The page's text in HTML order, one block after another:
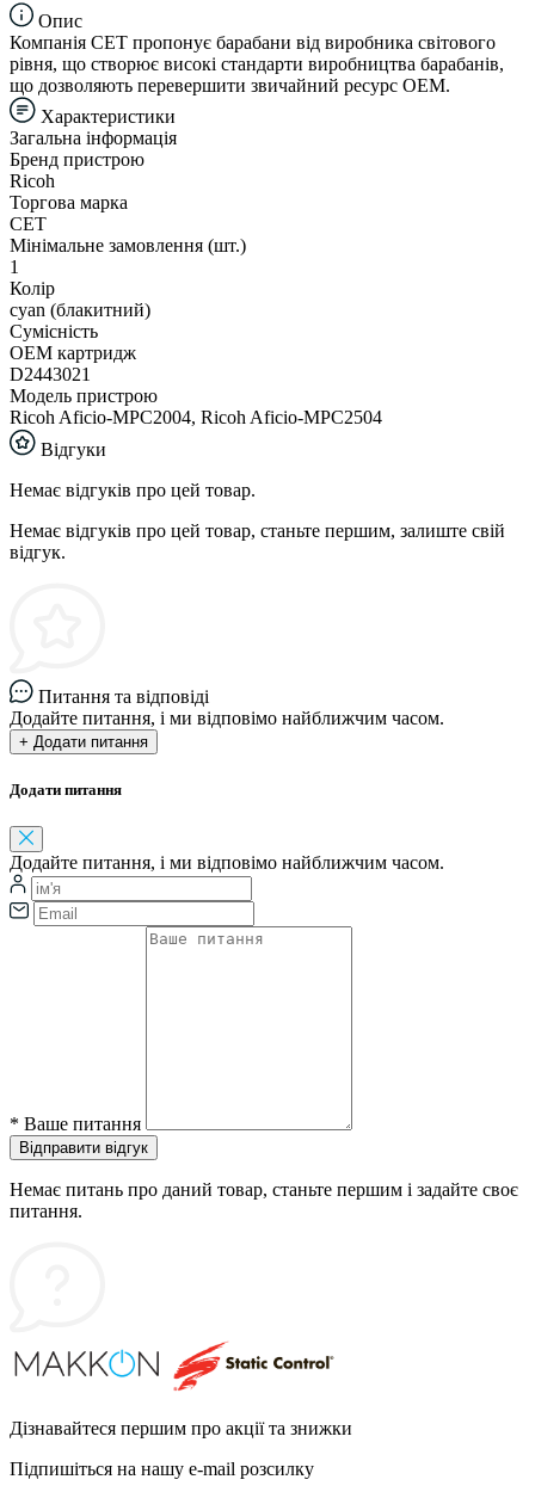
Опис
Компанія CET пропонує барабани від виробника світового
рівня, що створює високі стандарти виробництва барабанів,
що дозволяють перевершити звичайний ресурс OEM.
Характеристики
Загальна інформація
Бренд пристрою
Ricoh
Торгова марка
CET
Мінімальне замовлення (шт.)
1
Колір
cyan (блакитний)
Сумісність
ОЕМ картридж
D2443021
Модель пристрою
Ricoh Aficio-MPC2004, Ricoh Aficio-MPC2504
Відгуки
Немає відгуків про цей товар.
Немає відгуків про цей товар, станьте першим, залиште свій
відгук.
Питання та відповіді
Додайте питання, і ми відповімо найближчим часом.
+ Додати питання
Додати питання
Додайте питання, і ми відповімо найближчим часом.
* Ваше питання
Відправити відгук
Немає питань про даний товар, станьте першим і задайте своє
питання.
Дізнавайтеся першим про акції та знижки
Підпишіться на нашу e-mail розсилку